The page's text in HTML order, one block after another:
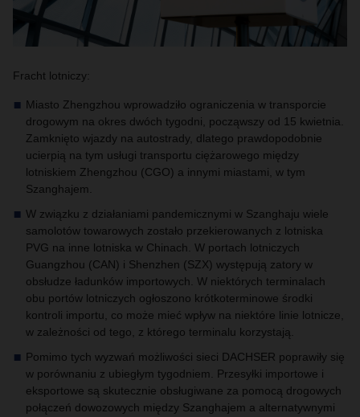
Fracht lotniczy:
Miasto Zhengzhou wprowadziło ograniczenia w transporcie
drogowym na okres dwóch tygodni, począwszy od 15 kwietnia.
Zamknięto wjazdy na autostrady, dlatego prawdopodobnie
ucierpią na tym usługi transportu ciężarowego między
lotniskiem Zhengzhou (CGO) a innymi miastami, w tym
Szanghajem.
W związku z działaniami pandemicznymi w Szanghaju wiele
samolotów towarowych zostało przekierowanych z lotniska
PVG na inne lotniska w Chinach. W portach lotniczych
Guangzhou (CAN) i Shenzhen (SZX) występują zatory w
obsłudze ładunków importowych. W niektórych terminalach
obu portów lotniczych ogłoszono krótkoterminowe środki
kontroli importu, co może mieć wpływ na niektóre linie lotnicze,
w zależności od tego, z którego terminalu korzystają.
Pomimo tych wyzwań możliwości sieci DACHSER poprawiły się
w porównaniu z ubiegłym tygodniem. Przesyłki importowe i
eksportowe są skutecznie obsługiwane za pomocą drogowych
połączeń dowozowych między Szanghajem a alternatywnymi